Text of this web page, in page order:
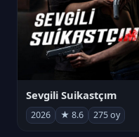
Sevgili Suikastçım
2026 ★ 8.6 275 oy